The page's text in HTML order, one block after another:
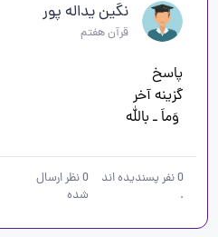
نگین یداله پور
قرآن هفتم
0نفر پسندیده اند
.
0نظر ارسال
شده